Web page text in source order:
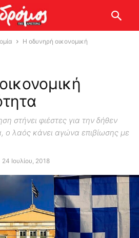
Η οδυνηρή οικονομική
στήνει φιέστες για την δήθεν
ο λαός κάνει αγώνα επιβίωσης με
24 Ιουλίου, 2018